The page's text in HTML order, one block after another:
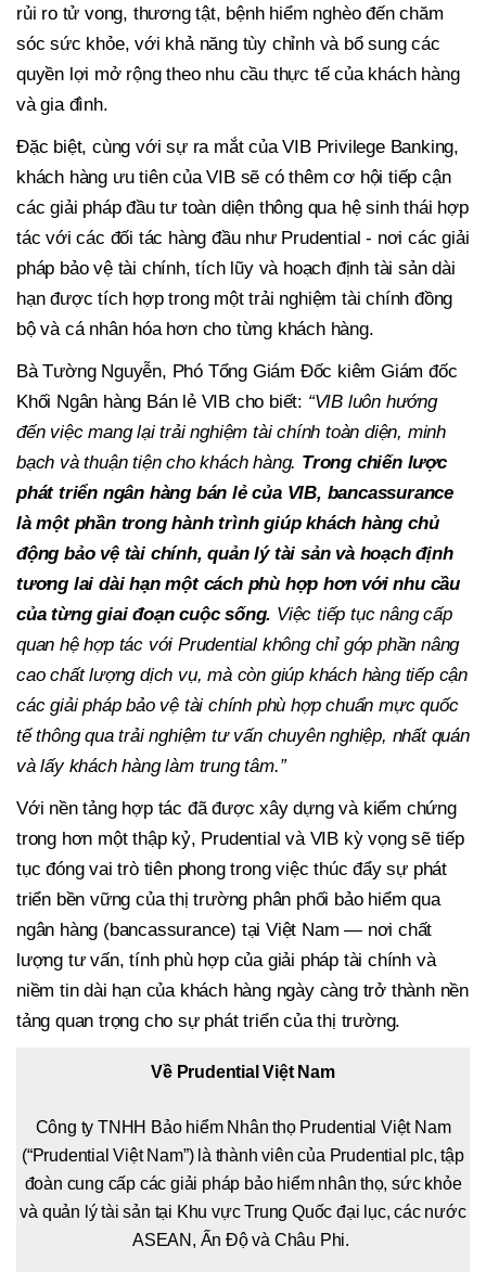
rủi ro tử vong, thương tật, bệnh hiểm nghèo đến chăm
sóc sức khỏe, với khả năng tùy chỉnh và bổ sung các
quyền lợi mở rộng theo nhu cầu thực tế của khách hàng
và gia đình.
Đặc biệt, cùng với sự ra mắt của VIB Privilege Banking,
khách hàng ưu tiên của VIB sẽ có thêm cơ hội tiếp cận
các giải pháp đầu tư toàn diện thông qua hệ sinh thái hợp
tác với các đối tác hàng đầu như Prudential - nơi các giải
pháp bảo vệ tài chính, tích lũy và hoạch định tài sản dài
hạn được tích hợp trong một trải nghiệm tài chính đồng
bộ và cá nhân hóa hơn cho từng khách hàng.
Bà Tường Nguyễn, Phó Tổng Giám Đốc kiêm Giám đốc
Khối Ngân hàng Bán lẻ VIB cho biết: “VIB luôn hướng
đến việc mang lại trải nghiệm tài chính toàn diện, minh
bạch và thuận tiện cho khách hàng. Trong chiến lược
phát triển ngân hàng bán lẻ của VIB, bancassurance
là một phần trong hành trình giúp khách hàng chủ
động bảo vệ tài chính, quản lý tài sản và hoạch định
tương lai dài hạn một cách phù hợp hơn với nhu cầu
của từng giai đoạn cuộc sống. Việc tiếp tục nâng cấp
quan hệ hợp tác với Prudential không chỉ góp phần nâng
cao chất lượng dịch vụ, mà còn giúp khách hàng tiếp cận
các giải pháp bảo vệ tài chính phù hợp chuẩn mực quốc
tế thông qua trải nghiệm tư vấn chuyên nghiệp, nhất quán
và lấy khách hàng làm trung tâm.”
Với nền tảng hợp tác đã được xây dựng và kiểm chứng
trong hơn một thập kỷ, Prudential và VIB kỳ vọng sẽ tiếp
tục đóng vai trò tiên phong trong việc thúc đẩy sự phát
triển bền vững của thị trường phân phối bảo hiểm qua
ngân hàng (bancassurance) tại Việt Nam — nơi chất
lượng tư vấn, tính phù hợp của giải pháp tài chính và
niềm tin dài hạn của khách hàng ngày càng trở thành nền
tảng quan trọng cho sự phát triển của thị trường.
Về Prudential Việt Nam
Công ty TNHH Bảo hiểm Nhân thọ Prudential Việt Nam
(“Prudential Việt Nam”) là thành viên của Prudential plc, tập
đoàn cung cấp các giải pháp bảo hiểm nhân thọ, sức khỏe
và quản lý tài sản tại Khu vực Trung Quốc đại lục, các nước
ASEAN, Ấn Độ và Châu Phi.